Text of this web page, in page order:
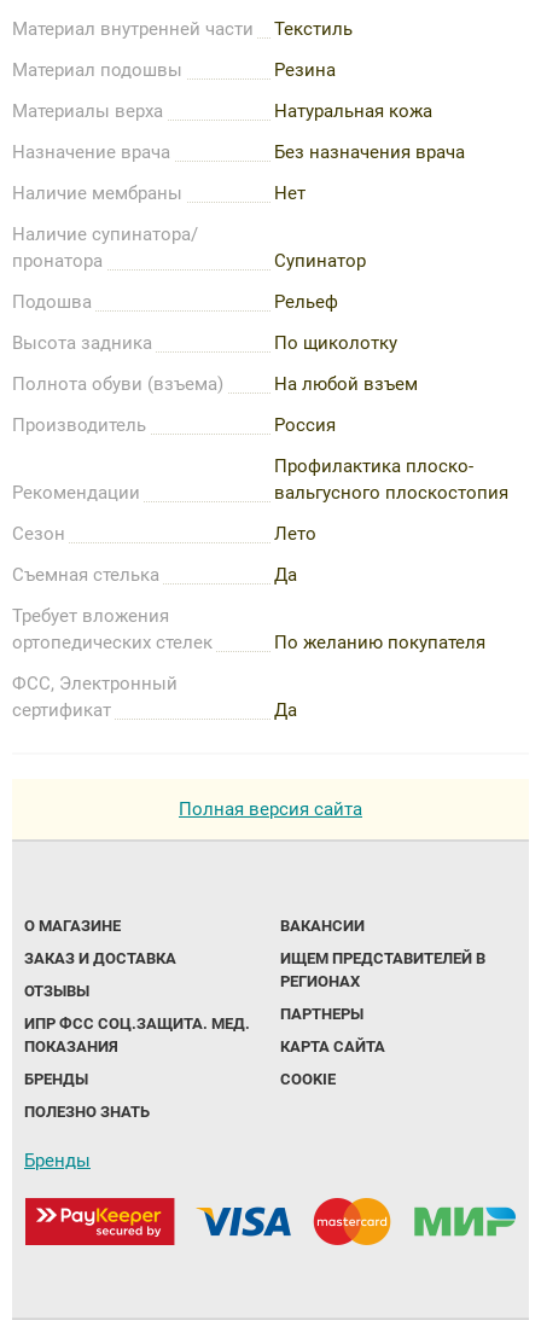
Материал внутренней части
Текстиль
Материал подошвы
Резина
Материалы верха
Натуральная кожа
Назначение врача
Без назначения врача
Наличие мембраны
Нет
Наличие супинатора/
пронатора
Супинатор
Подошва
Рельеф
Высота задника
По щиколотку
Полнота обуви (взъема)
На любой взъем
Производитель
Россия
Рекомендации
Профилактика плоско-
вальгусного плоскостопия
Сезон
Лето
Съемная стелька
Да
Требует вложения
ортопедических стелек
По желанию покупателя
ФСС, Электронный
сертификат
Да
Полная версия сайта
О МАГАЗИНЕ
ЗАКАЗ И ДОСТАВКА
ОТЗЫВЫ
ИПР ФСС СОЦ.ЗАЩИТА. МЕД.
ПОКАЗАНИЯ
БРЕНДЫ
ПОЛЕЗНО ЗНАТЬ
ВАКАНСИИ
ИЩЕМ ПРЕДСТАВИТЕЛЕЙ В
РЕГИОНАХ
ПАРТНЕРЫ
КАРТА САЙТА
COOKIE
Бренды